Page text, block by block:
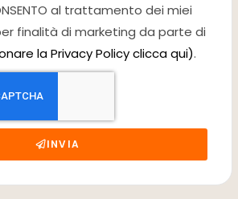
al trattamento dei miei
finalità di marketing da parte di
la Privacy Policy clicca qui).
INVIA